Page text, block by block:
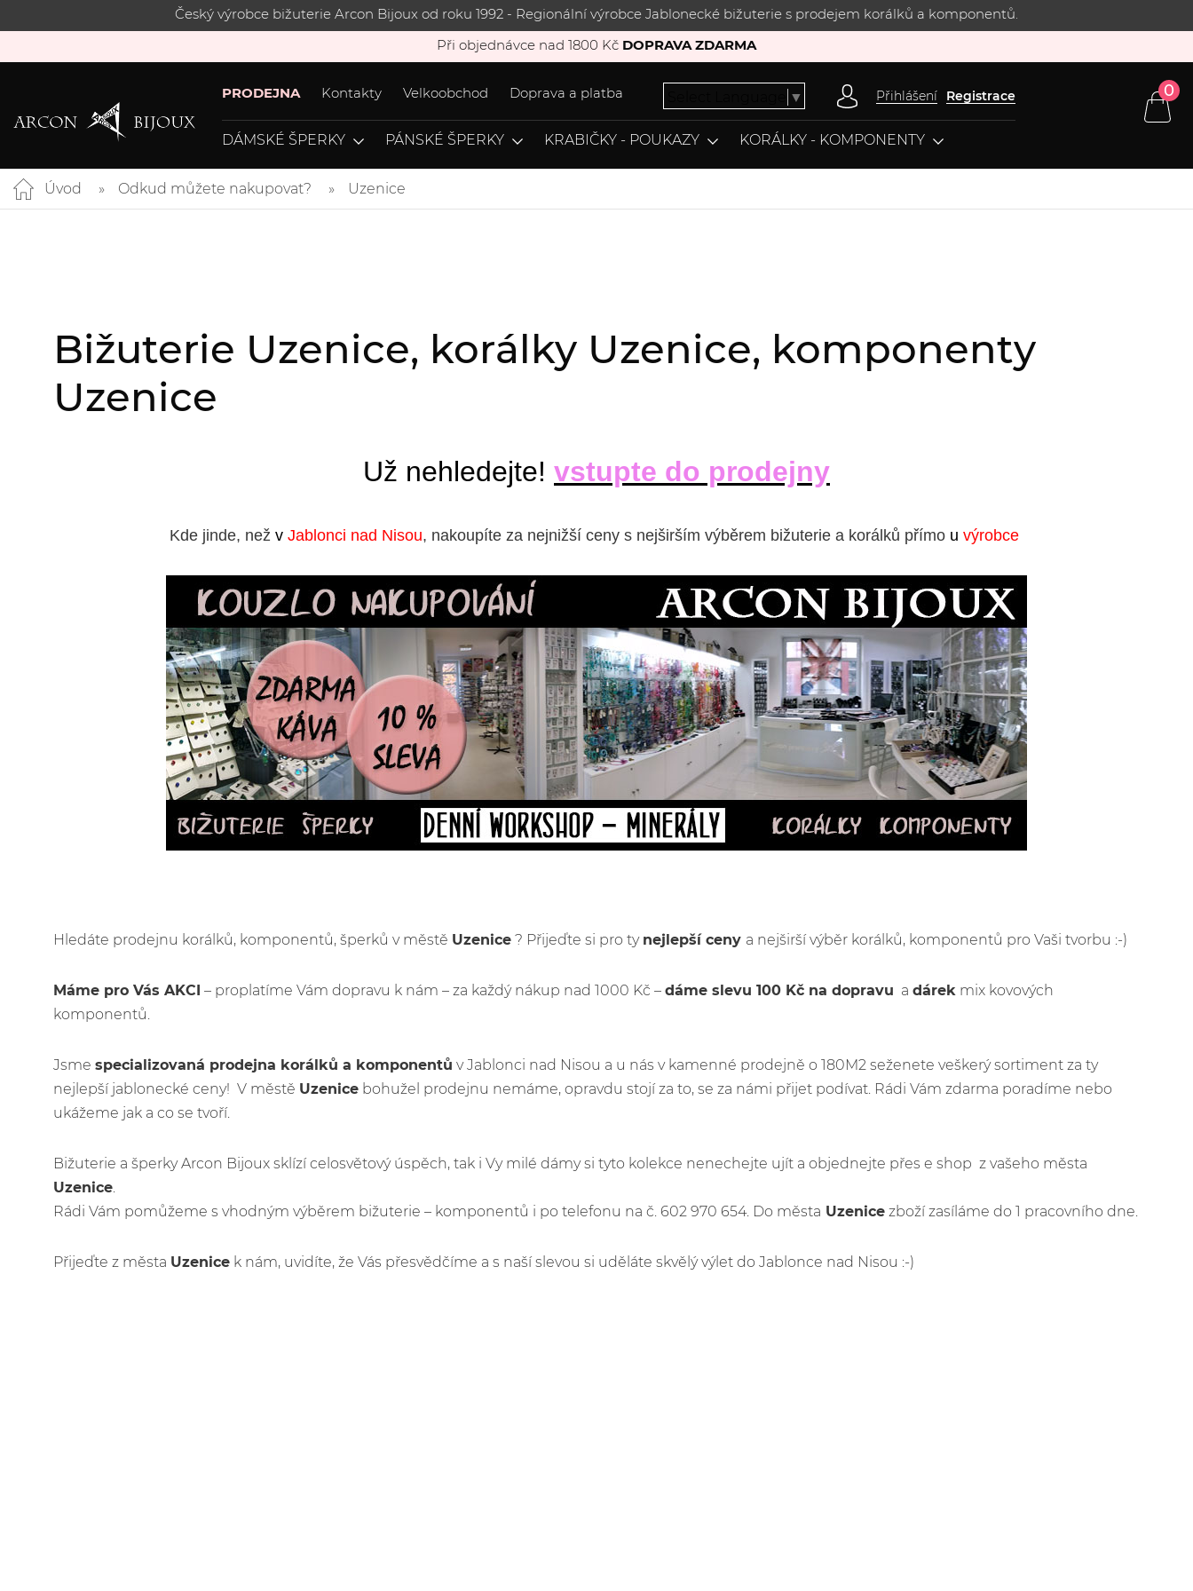
Český výrobce bižuterie Arcon Bijoux od roku 1992 - Regionální výrobce Jablonecké bižuterie s prodejem korálků a komponentů.
Při objednávce nad 1800 Kč DOPRAVA ZDARMA
PRODEJNA Kontakty Velkoobchod Doprava a platba ▼ Přihlášení Registrace 0
DÁMSKÉ ŠPERKY PÁNSKÉ ŠPERKY KRABIČKY - POUKAZY KORÁLKY - KOMPONENTY
Úvod Odkud můžete nakupovat? Uzenice
Bižuterie Uzenice, korálky Uzenice, komponenty
Uzenice
Už nehledejte! vstupte do prodejny
Kde jinde, než v Jablonci nad Nisou, nakoupíte za nejnižší ceny s nejširším výběrem bižuterie a korálků přímo u výrobce
Hledáte prodejnu korálků, komponentů, šperků v městě Uzenice ? Přijeďte si pro ty nejlepší ceny a nejširší výběr korálků, komponentů pro Vaši tvorbu :-)
Máme pro Vás AKCI – proplatíme Vám dopravu k nám – za každý nákup nad 1000 Kč – dáme slevu 100 Kč na dopravu a dárek mix kovových
komponentů.
Jsme specializovaná prodejna korálků a komponentů v Jablonci nad Nisou a u nás v kamenné prodejně o 180M2 seženete veškerý sortiment za ty
nejlepší jablonecké ceny! V městě Uzenice bohužel prodejnu nemáme, opravdu stojí za to, se za námi přijet podívat. Rádi Vám zdarma poradíme nebo
ukážeme jak a co se tvoří.
Bižuterie a šperky Arcon Bijoux sklízí celosvětový úspěch, tak i Vy milé dámy si tyto kolekce nenechejte ujít a objednejte přes e shop z vašeho města
Uzenice.
Rádi Vám pomůžeme s vhodným výběrem bižuterie – komponentů i po telefonu na č. 602 970 654. Do města Uzenice zboží zasíláme do 1 pracovního dne.
Přijeďte z města Uzenice k nám, uvidíte, že Vás přesvědčíme a s naší slevou si uděláte skvělý výlet do Jablonce nad Nisou :-)